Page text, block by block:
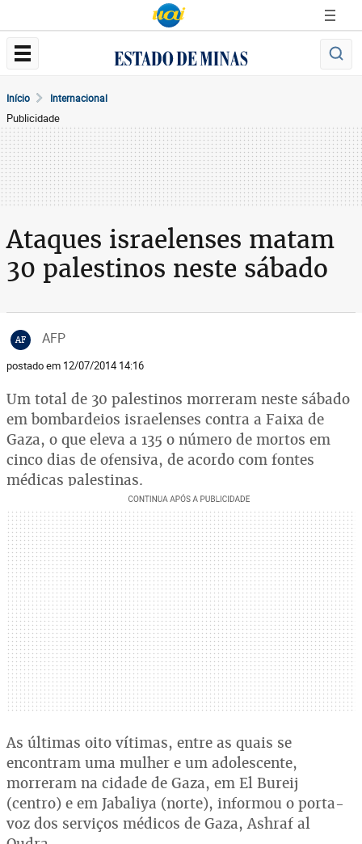
Início Internacional
Publicidade
Ataques israelenses matam
30 palestinos neste sábado
AF AFP
postado em 12/07/2014 14:16
Um total de 30 palestinos morreram neste sábado
em bombardeios israelenses contra a Faixa de
Gaza, o que eleva a 135 o número de mortos em
cinco dias de ofensiva, de acordo com fontes
médicas palestinas.
As últimas oito vítimas, entre as quais se
encontram uma mulher e um adolescente,
morreram na cidade de Gaza, em El Bureij
(centro) e em Jabaliya (norte), informou o porta-
voz dos serviços médicos de Gaza, Ashraf al